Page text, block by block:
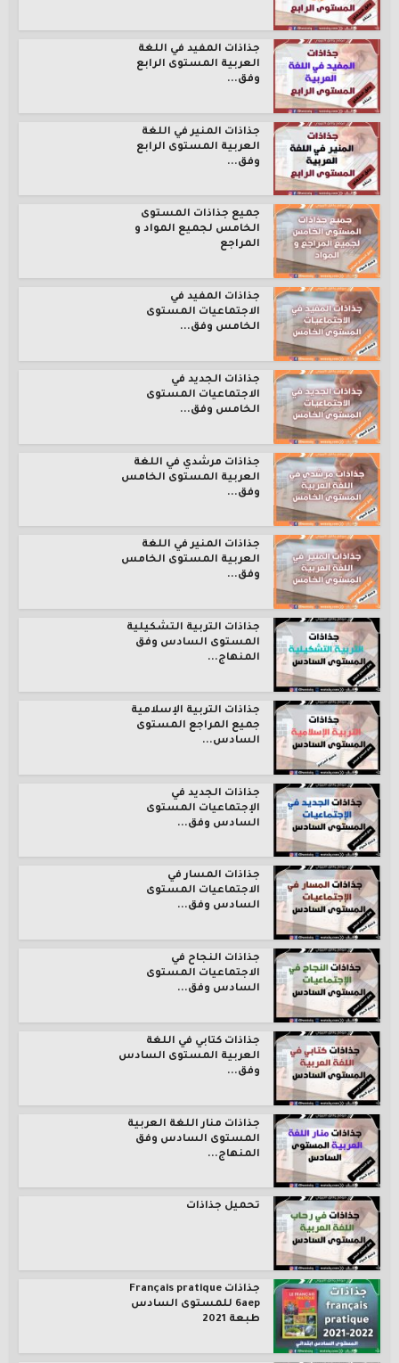
جذاذات المفيد في اللغة
العربية المستوى الرابع
وفق...
جذاذات المنير في اللغة
العربية المستوى الرابع
وفق...
جميع جذاذات المستوى
الخامس لجميع المواد و
المراجع
جذاذات المفيد في
الاجتماعيات المستوى
الخامس وفق...
جذاذات الجديد في
الاجتماعيات المستوى
الخامس وفق...
جذاذات مرشدي في اللغة
العربية المستوى الخامس
وفق...
جذاذات المنير في اللغة
العربية المستوى الخامس
وفق...
جذاذات التربية التشكيلية
المستوى السادس وفق
المنهاج...
جذاذات التربية الإسلامية
جميع المراجع المستوى
السادس...
جذاذات الجديد في
الإجتماعيات المستوى
السادس وفق...
جذاذات المسار في
الاجتماعيات المستوى
السادس وفق...
جذاذات النجاح في
الاجتماعيات المستوى
السادس وفق...
جذاذات كتابي في اللغة
العربية المستوى السادس
وفق...
جذاذات منار اللغة العربية
المستوى السادس وفق
المنهاج...
تحميل جذاذات
جذاذات Français pratique
6aep للمستوى السادس
طبعة 2021